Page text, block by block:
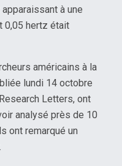
à une
0,05 hertz était
américains à la
lundi 14 octobre
Letters, ont
analysé près de 10
ont remarqué un